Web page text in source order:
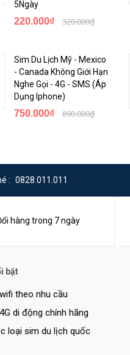
ở 1 thời điểm.
5Ngày
220.000₫ 320.000₫
Sim Du Lịch Mỹ - Mexico
- Canada Không Giới Hạn
Nghe Gọi - 4G - SMS (Áp
Dụng Iphone)
750.000₫ 890.000₫
: 0828.011.011
hàng trong 7 ngày
bật
theo nhu cầu
di động chính hãng
loại sim du lịch quốc